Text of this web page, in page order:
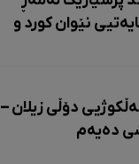
نێوان کورد و
دۆڵی زیلان –
دەیەم